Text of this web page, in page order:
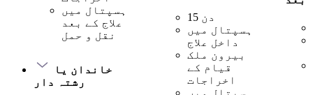
ہسپتال میں
علاج کے بعد
نقل و حمل
خاندان یا
رشتہ دار
15 دن
ہسپتال میں
داخل علاج
بیرون ملک
قیام کے
اخراجات
ہسپتال میں